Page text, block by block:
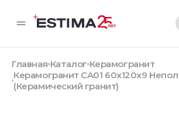
Главная Каталог Керамогранит
Керамогранит CA01 60x120x9
(Керамический гранит)